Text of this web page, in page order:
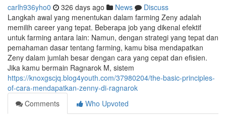
carlh936yho0 326 days ago News
Discuss
Langkah awal yang menentukan dalam farming Zeny adalah
memilih career yang tepat. Beberapa job yang dikenal efektif
untuk farming antara lain: Namun, dengan strategi yang tepat dan
pemahaman dasar tentang farming, kamu bisa mendapatkan
Zeny dalam jumlah besar dengan cara yang cepat dan efisien.
Jika kamu bermain Ragnarok M, sistem
https://knoxgscjq.blog4youth.com/37980204/the-basic-principles-
of-cara-mendapatkan-zenny-di-ragnarok
Comments
Who Upvoted